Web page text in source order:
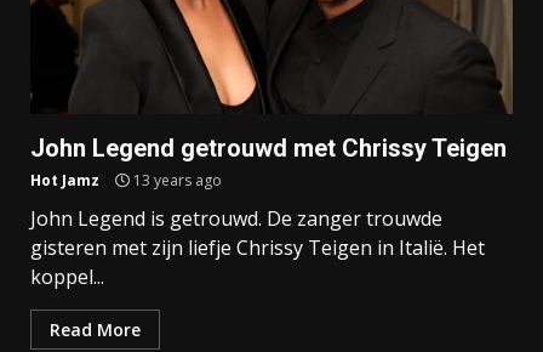
John Legend getrouwd met Chrissy Teigen
Hot Jamz 13 years ago
John Legend is getrouwd. De zanger trouwde
gisteren met zijn liefje Chrissy Teigen in Italië. Het
koppel...
Read More